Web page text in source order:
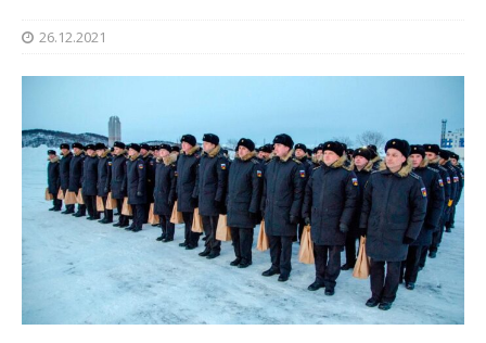
26.12.2021